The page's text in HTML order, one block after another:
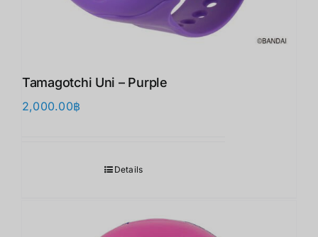
Tamagotchi Uni – Purple
2,000.00฿
Details